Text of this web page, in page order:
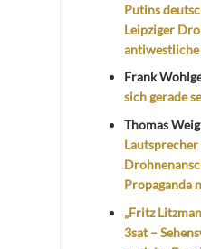
Putins
Leipziger
antiwestliche
Frank
sich gerade
Thomas
Propaganda
„Fritz
3sat –